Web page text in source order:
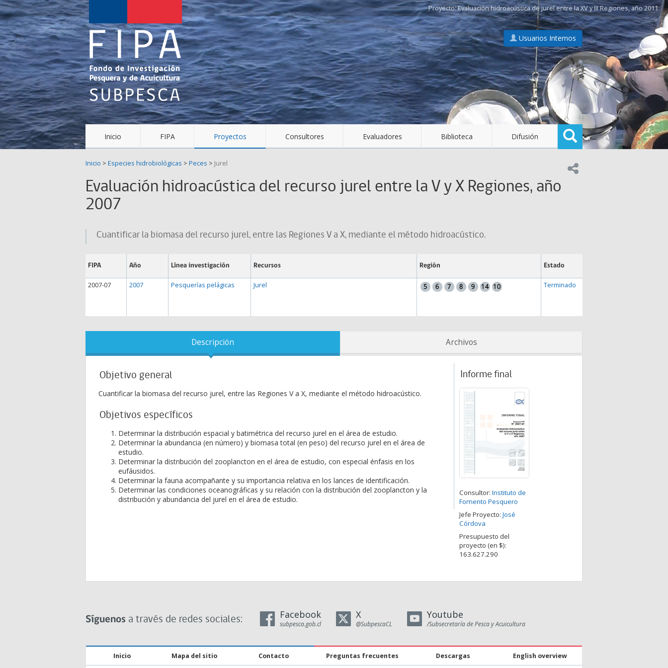
Evaluación hidroacústica de jurel entre la XV y III Regiones, año 2011
Fondo
de
Investigación
Pesquera
y
Acuicultura
(FIPA)-
SUBPESCA
Usuarios Internos
Buscar
Inicio FIPA Proyectos Consultores Evaluadores Biblioteca Difusión
Compartir en:
Inicio > Especies hidrobiológicas > Peces > Jurel
Evaluación hidroacústica del recurso jurel entre la V y X Regiones, año
2007
Cuantificar la biomasa del recurso jurel, entre las Regiones V a X, mediante el método hidroacústico.
FIPA
2007-07
Año
2007
Línea investigación
Pesquerías pelágicas
Recursos
Jurel
Región Estado
Terminado
Descripción Archivos
Objetivo general
Cuantificar la biomasa del recurso jurel, entre las Regiones V a X, mediante el método hidroacústico.
Objetivos específicos
Determinar la distribución espacial y batimétrica del recurso jurel en el área de estudio.
Determinar la abundancia (en número) y biomasa total (en peso) del recurso jurel en el área de
estudio.
Determinar la distribución del zooplancton en el área de estudio, con especial énfasis en los
eufáusidos.
Determinar la fauna acompañante y su importancia relativa en los lances de identificación.
Determinar las condiciones oceanográficas y su relación con la distribución del zooplancton y la
distribución y abundancia del jurel en el área de estudio.
Informe final
Consultor: Instituto de
Fomento Pesquero
Jefe Proyecto: José
Córdova
Presupuesto del
proyecto (en $):
163.627.290
Síguenos a través de redes sociales: Facebook
subpesca.gob.cl
X
@SubpescaCL
Youtube
/Subsecretaría de Pesca y Acuicultura
Inicio Mapa del sitio Contacto Preguntas frecuentes Descargas English overview